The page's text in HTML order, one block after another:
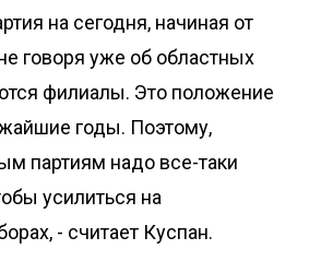
на сегодня, начиная от
говоря уже об областных
филиалы. Это положение
годы. Поэтому,
партиям надо все-таки
усилиться на
- считает Куспан.